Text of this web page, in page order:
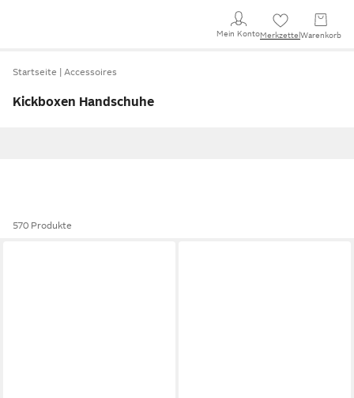
Mein KontoMerkzettel Warenkorb
Startseite Accessoires
Kickboxen Handschuhe
570 Produkte